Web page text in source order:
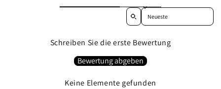
Sort reviews by
Schreiben Sie die erste Bewertung
Bewertung abgeben
Keine Elemente gefunden